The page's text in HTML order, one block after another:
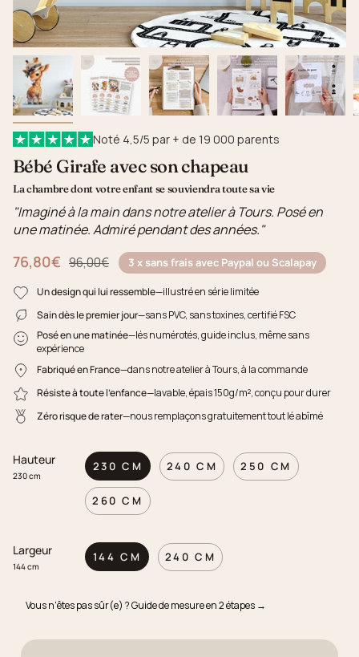
Noté 4,5/5 par + de 19 000 parents
Bébé Girafe avec son chapeau
La chambre dont votre enfant se souviendra toute sa vie
"Imaginé à la main dans notre atelier à Tours. Posé en
une matinée. Admiré pendant des années."
76,80€
Prix régulier96,00€ 3 x sans frais avec Paypal ou Scalapay
Un design qui lui ressemble—illustré en série limitée
Sain dès le premier jour—sans PVC, sans toxines, certifié FSC
Posé en une matinée—lés numérotés, guide inclus, même sans
expérience
Fabriqué en France—dans notre atelier à Tours, à la commande
Résiste à toute l'enfance—lavable, épais 150g/m², conçu pour durer
Zéro risque de rater—nous remplaçons gratuitement tout lé abîmé
Hauteur
230 cm
230 CM 240 CM 250 CM
260 CM
Largeur
144 cm
144 CM 240 CM
Vous n'êtes pas sûr(e) ? Guide de mesure en 2 étapes →